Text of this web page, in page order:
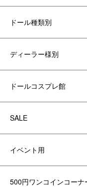
ドール種類別
ディーラー様別
ドールコスプレ館
SALE
イベント用
500円ワンコインコーナ